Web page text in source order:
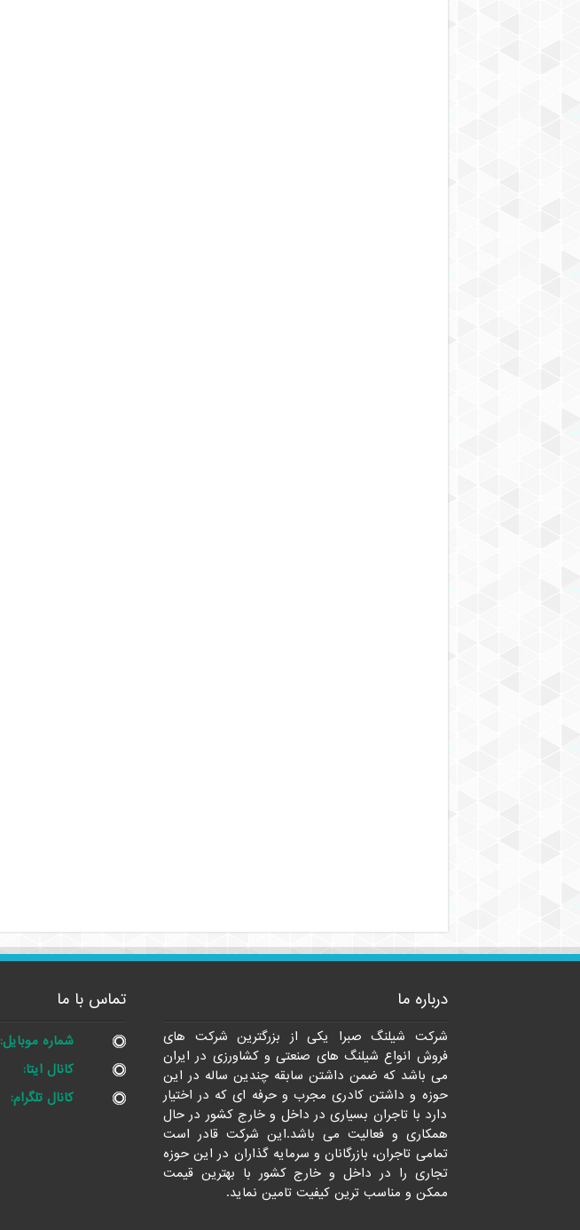
درباره ما
شرکت شیلنگ صبرا یکی از بزرگترین شرکت های
فروش انواع شیلنگ های صنعتی و کشاورزی در ایران
می باشد که ضمن داشتن سابقه چندین ساله در این
حوزه و داشتن کادری مجرب و حرفه ای که در اختیار
دارد با تاجران بسیاری در داخل و خارج کشور در حال
همکاری و فعالیت می باشد.این شرکت قادر است
تمامی تاجران، بازرگانان و سرمایه گذاران در این حوزه
تجاری را در داخل و خارج کشور با بهترین قیمت
ممکن و مناسب ترین کیفیت تامین نماید.
تماس با ما
شماره موبایل:
کانال ایتا:
کانال تلگرام: